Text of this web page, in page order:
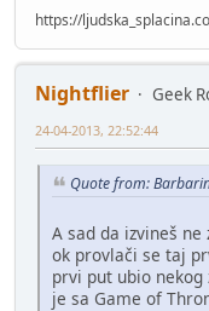
https://
Nightflier Geek
24-04-2013, 22:52:44
Quote from:
A sad da izvineš
ok provlači se taj
prvi put ubio nekog
je sa Game of